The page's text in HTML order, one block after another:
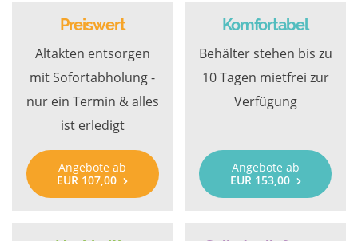
Preiswert
Altakten entsorgen
mit Sofortabholung -
nur ein Termin & alles
ist erledigt
Angebote ab
EUR 107,00
Komfortabel
Behälter stehen bis zu
10 Tagen mietfrei zur
Verfügung
Angebote ab
EUR 153,00